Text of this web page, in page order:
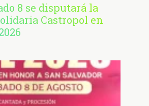
8 se disputará la
Castropol en